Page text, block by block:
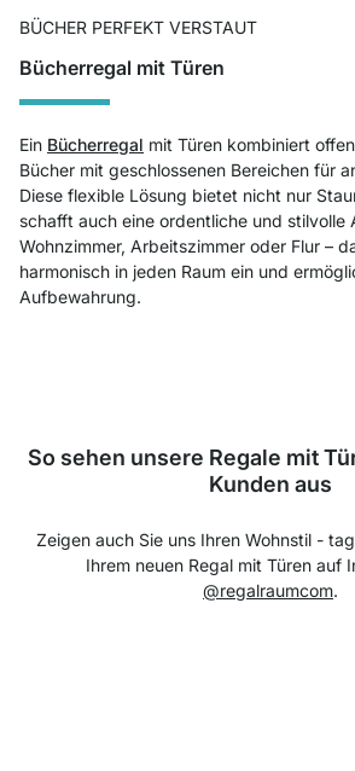
BÜCHER PERFEKT VERSTAUT
Bücherregal mit Türen
Ein Bücherregal mit Türen kombiniert
Bücher mit geschlossenen Bereichen für
Diese flexible Lösung bietet nicht nur
schafft auch eine ordentliche und stilvolle
Wohnzimmer, Arbeitszimmer oder Flur –
harmonisch in jeden Raum ein und
Aufbewahrung.
So sehen unsere Regale mit
Kunden aus
Zeigen auch Sie uns Ihren Wohnstil -
Ihrem neuen Regal mit Türen auf
@regalraumcom.